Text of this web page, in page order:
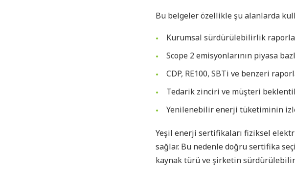
Bu belgeler özellikle şu alanlarda
Kurumsal sürdürülebilirlik
Scope 2 emisyonlarının piyasa
CDP, RE100, SBTi ve benzeri
Tedarik zinciri ve müşteri
Yenilenebilir enerji tüketiminin
Yeşil enerji sertifikaları fiziksel
sağlar. Bu nedenle doğru sertifika
kaynak türü ve şirketin